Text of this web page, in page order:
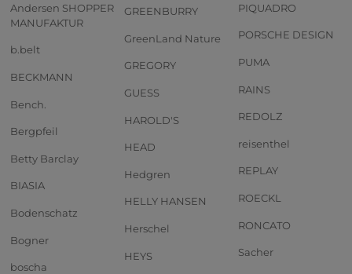
Andersen SHOPPER
MANUFAKTUR
b.belt
BECKMANN
Bench.
Bergpfeil
Betty Barclay
BIASIA
Bodenschatz
Bogner
boscha
GREENBURRY
GreenLand Nature
GREGORY
GUESS
HAROLD'S
HEAD
Hedgren
HELLY HANSEN
Herschel
HEYS
PIQUADRO
PORSCHE DESIGN
PUMA
RAINS
REDOLZ
reisenthel
REPLAY
ROECKL
RONCATO
Sacher